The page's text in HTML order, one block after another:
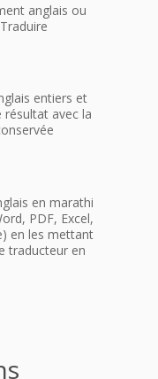
anglais ou
entiers et
avec la
en marathi
PDF, Excel,
en les mettant
traducteur en